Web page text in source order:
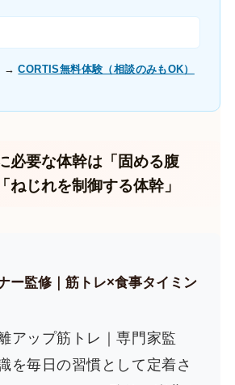
→CORTIS無料体験（相談のみもOK）
必要な体幹は「固める腹
ねじれを制御する体幹」
ー監修｜筋トレ×食事タイミン
アップ筋トレ｜専門家監
を毎日の習慣として定着さ